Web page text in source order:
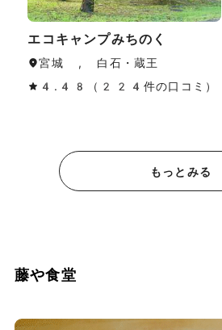
エコキャンプみちのく
宮城 , 白石・蔵王
4.48（224件の口コミ）
もっとみる
藤や食堂